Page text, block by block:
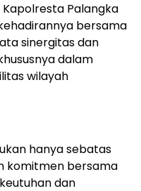
Palangka
bersama
sinergitas dan
dalam
wilayah
hanya sebatas
komitmen bersama
dan